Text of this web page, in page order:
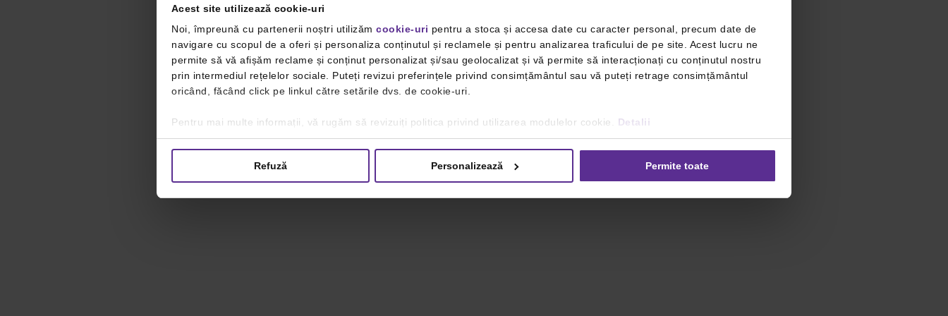
Acest site utilizează cookie-uri
Noi, împreună cu partenerii noștri utilizăm cookie-uri pentru a stoca și accesa date cu caracter personal, precum date de
navigare cu scopul de a oferi și personaliza conținutul și reclamele și pentru analizarea traficului de pe site. Acest lucru ne
permite să vă afișăm reclame și conținut personalizat și/sau geolocalizat și vă permite să interacționați cu conținutul nostru
prin intermediul rețelelor sociale. Puteți revizui preferințele privind consimțământul sau vă puteți retrage consimțământul
oricând, făcând click pe linkul către setările dvs. de cookie-uri.
Pentru mai multe informații, vă rugăm să revizuiți politica privind utilizarea modulelor cookie. Detalii
Refuză Personalizează Permite toate